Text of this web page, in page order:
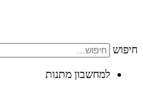
חיפוש
למחשבון מתנות